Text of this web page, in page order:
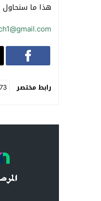
هذا ما سنحاول
رابط مختصر